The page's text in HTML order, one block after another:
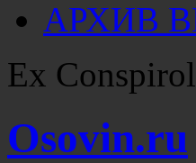
АРХИВ
Ex
Osovin.ru